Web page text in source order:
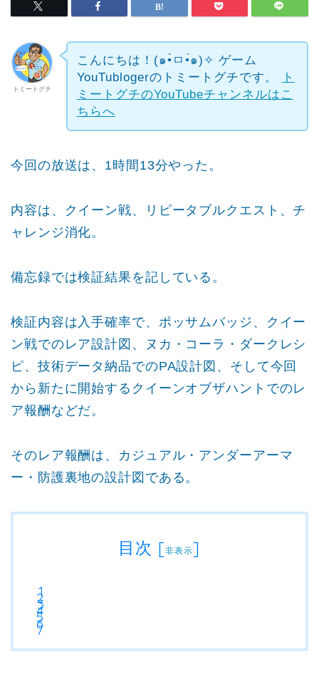
トミートグチ
こんにちは！(๑•̀ㅁ•́๑)✧ ゲーム
YouTublogerのトミートグチです。
ト
ミートグチのYouTubeチャンネルはこ
ちらへ
今回の放送は、1時間13分やった。
内容は、クイーン戦、リピータブルクエスト、チ
ャレンジ消化。
備忘録では検証結果を記している。
検証内容は入手確率で、ポッサムバッジ、クイー
ン戦でのレア設計図、ヌカ・コーラ・ダークレシ
ピ、技術データ納品でのPA設計図、そして今回
から新たに開始するクイーンオブザハントでのレ
ア報酬などだ。
そのレア報酬は、カジュアル・アンダーアーマ
ー・防護裏地の設計図である。
目次 [非表示]